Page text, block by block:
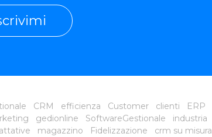
CRM efficienza Customer clienti ERP
gedionline SoftwareGestionale industria
magazzino Fidelizzazione crm su misura